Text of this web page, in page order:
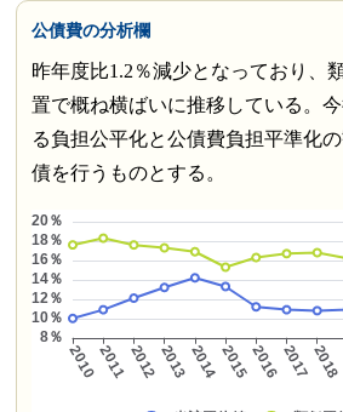
公債費の分析欄
昨年度比1.2％減少となっており、
置で概ね横ばいに推移している。
る負担公平化と公債費負担平準化
債を行うものとする。